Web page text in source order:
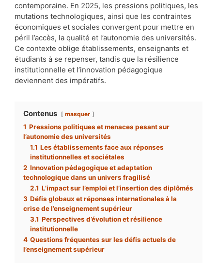
contemporaine. En 2025, les pressions politiques, les
mutations technologiques, ainsi que les contraintes
économiques et sociales convergent pour mettre en
péril l’accès, la qualité et l’autonomie des universités.
Ce contexte oblige établissements, enseignants et
étudiants à se repenser, tandis que la résilience
institutionnelle et l’innovation pédagogique
deviennent des impératifs.
Contenus masquer
1 Pressions politiques et menaces pesant sur
l’autonomie des universités
1.1 Les établissements face aux réponses
institutionnelles et sociétales
2 Innovation pédagogique et adaptation
technologique dans un univers fragilisé
2.1 L’impact sur l’emploi et l’insertion des diplômés
3 Défis globaux et réponses internationales à la
crise de l’enseignement supérieur
3.1 Perspectives d’évolution et résilience
institutionnelle
4 Questions fréquentes sur les défis actuels de
l’enseignement supérieur